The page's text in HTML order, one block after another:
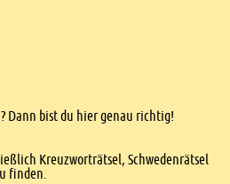
Dann bist du hier genau richtig!
Kreuzworträtsel, Schwedenrätsel
finden.